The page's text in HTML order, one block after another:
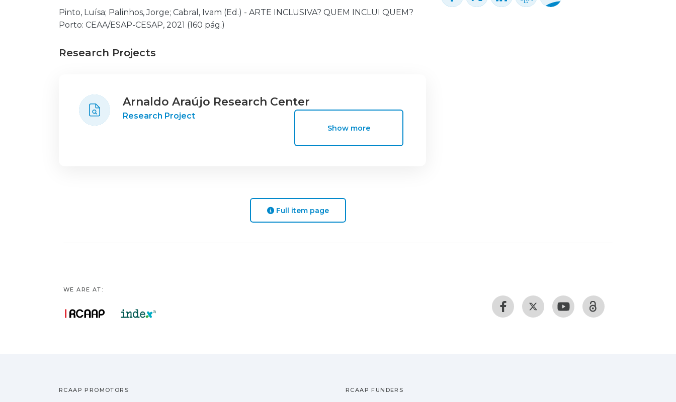
Pinto, Luísa; Palinhos, Jorge; Cabral, Ivam (Ed.) - ARTE INCLUSIVA? QUEM INCLUI QUEM?
Porto: CEAA/ESAP-CESAP, 2021 (160 pág.)
Research Projects
Arnaldo Araújo Research Center
Research Project
Show more
Full item page
WE ARE AT:
RCAAP PROMOTORS RCAAP FUNDERS